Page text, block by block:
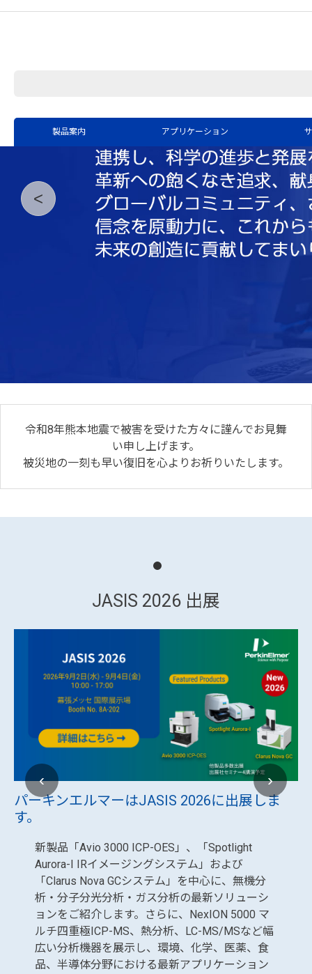
製品案内 アプリケーション
<
令和8年熊本地震で被害を受けた方々に謹んでお見舞
い申し上げます。
被災地の一刻も早い復旧を心よりお祈りいたします。
JASIS 2026 出展
パーキンエルマーはJASIS 2026に出展しま
す。
新製品「Avio 3000 ICP-OES」、「Spotlight
Aurora-I IRイメージングシステム」および
「Clarus Nova GCシステム」を中心に、無機分
析・分子分光分析・ガス分析の最新ソリューシ
ョンをご紹介します。さらに、NexION 5000 マ
ルチ四重極ICP-MS、熱分析、LC-MS/MSなど幅
広い分析機器を展示し、環境、化学、医薬、食
品、半導体分野における最新アプリケーション
‹ ›